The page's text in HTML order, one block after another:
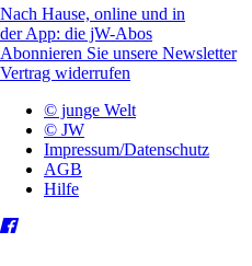
Nach Hause, online und in
der App: die jW-Abos
Abonnieren Sie unsere Newsletter
Vertrag widerrufen
© junge Welt
© JW
Impressum/Datenschutz
AGB
Hilfe